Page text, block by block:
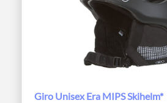
Giro Unisex Era MIPS Skihelm*